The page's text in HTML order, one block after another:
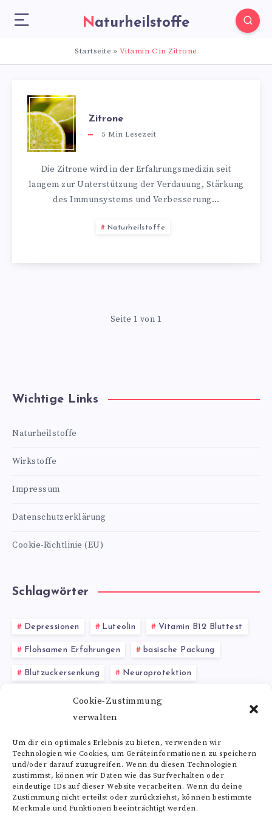
Cookie-Zustimmung
verwalten
Um dir ein optimales Erlebnis zu bieten, verwenden wir
Technologien wie Cookies, um Geräteinformationen zu speichern
und/oder darauf zuzugreifen. Wenn du diesen Technologien
zustimmst, können wir Daten wie das Surfverhalten oder
eindeutige IDs auf dieser Website verarbeiten. Wenn du deine
Zustimmung nicht erteilst oder zurückziehst, können bestimmte
Merkmale und Funktionen beeinträchtigt werden.
Naturheilstoffe
Startseite » Vitamin C in Zitrone
Zitrone
5 Min Lesezeit
Die Zitrone wird in der Erfahrungsmedizin seit
langem zur Unterstützung der Verdauung, Stärkung
des Immunsystems und Verbesserung…
Naturheilstoffe
Seite 1 von 1
Wichtige Links
Naturheilstoffe
Wirkstoffe
Impressum
Datenschutzerklärung
Cookie-Richtlinie (EU)
Schlagwörter
Depressionen Luteolin Vitamin B12 Bluttest
Flohsamen Erfahrungen basische Packung
Blutzuckersenkung Neuroprotektion
Vitamin K Wirkung Babykost
Chlorella kaufen Hydroxyprolin kaufen
Alle Schlagwörter